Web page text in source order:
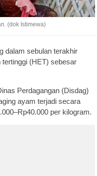
(dok Istimewa)
dalam sebulan terakhir
(HET) sebesar
Perdagangan (Disdag)
ayam terjadi secara
per kilogram.